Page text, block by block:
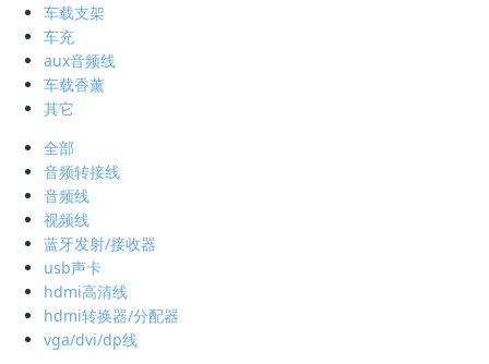
车载支架
车充
aux音频线
车载香薰
其它
全部
音频转接线
音频线
视频线
蓝牙发射/接收器
usb声卡
hdmi高清线
hdmi转换器/分配器
vga/dvi/dp线